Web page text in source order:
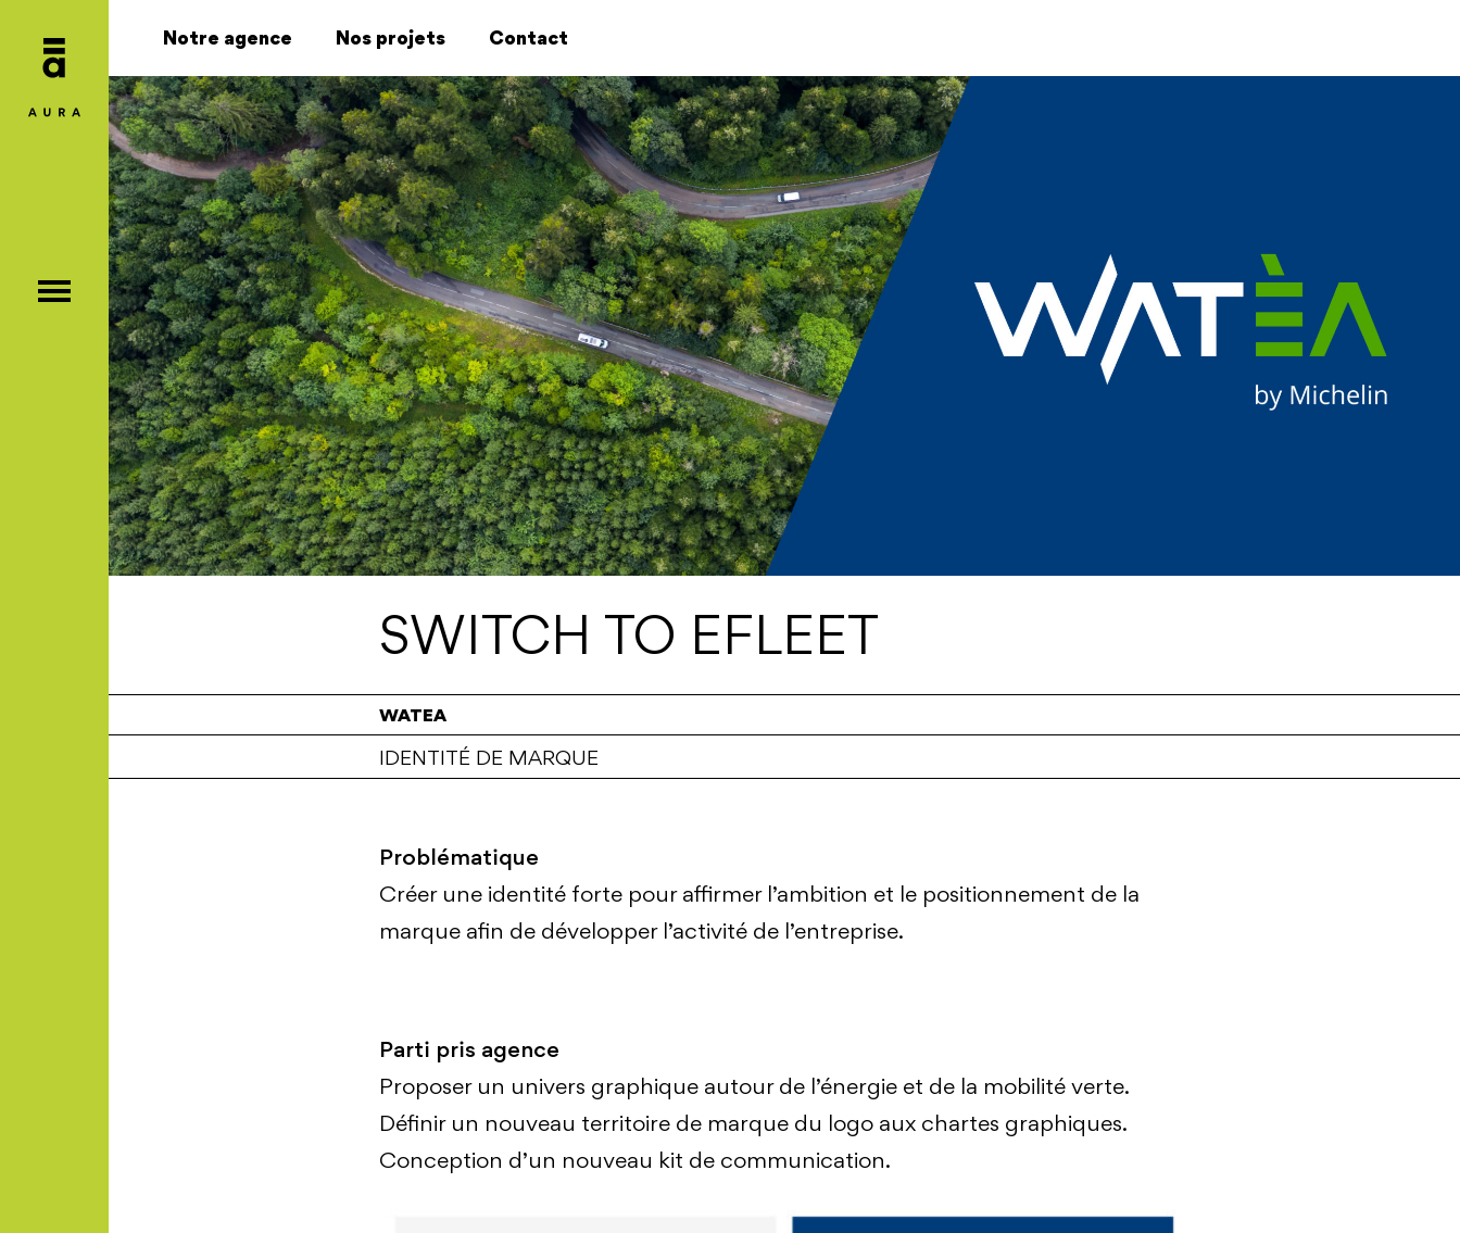
Notre agence Nos projets Contact
SWITCH TO EFLEET
WATEA
IDENTITÉ DE MARQUE
Problématique
Créer une identité forte pour affirmer l’ambition et le positionnement de la
marque afin de développer l’activité de l’entreprise.
Parti pris agence
Proposer un univers graphique autour de l’énergie et de la mobilité verte.
Définir un nouveau territoire de marque du logo aux chartes graphiques.
Conception d’un nouveau kit de communication.